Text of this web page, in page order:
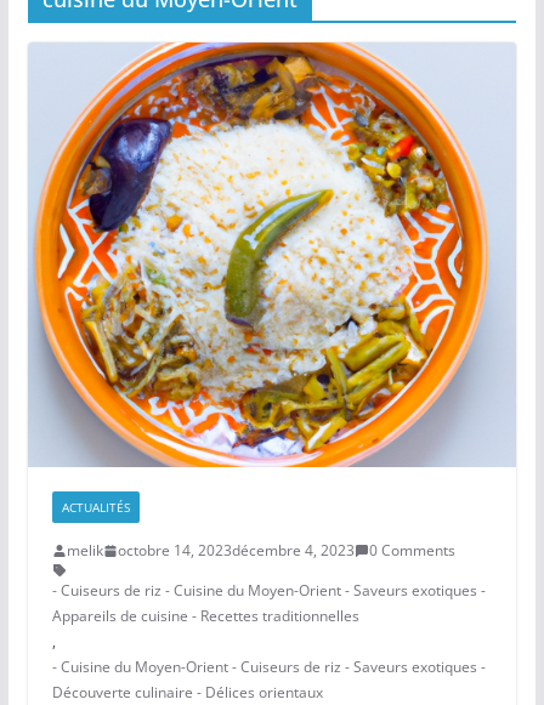
ACTUALITÉS
melik octobre 14, 2023décembre 4, 2023
0 Comments
- Cuiseurs de riz - Cuisine du Moyen-Orient - Saveurs exotiques -
Appareils de cuisine - Recettes traditionnelles
,
- Cuisine du Moyen-Orient - Cuiseurs de riz - Saveurs exotiques -
Découverte culinaire - Délices orientaux